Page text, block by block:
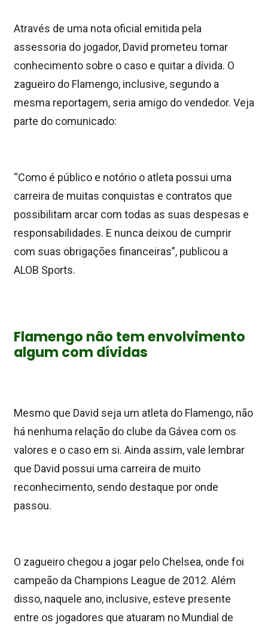
Através de uma nota oficial emitida pela
assessoria do jogador, David prometeu tomar
conhecimento sobre o caso e quitar a dívida. O
zagueiro do Flamengo, inclusive, segundo a
mesma reportagem, seria amigo do vendedor. Veja
parte do comunicado:
“Como é público e notório o atleta possui uma
carreira de muitas conquistas e contratos que
possibilitam arcar com todas as suas despesas e
responsabilidades. E nunca deixou de cumprir
com suas obrigações financeiras”, publicou a
ALOB Sports.
Flamengo não tem envolvimento
algum com dívidas
Mesmo que David seja um atleta do Flamengo, não
há nenhuma relação do clube da Gávea com os
valores e o caso em si. Ainda assim, vale lembrar
que David possui uma carreira de muito
reconhecimento, sendo destaque por onde
passou.
O zagueiro chegou a jogar pelo Chelsea, onde foi
campeão da Champions League de 2012. Além
disso, naquele ano, inclusive, esteve presente
entre os jogadores que atuaram no Mundial de